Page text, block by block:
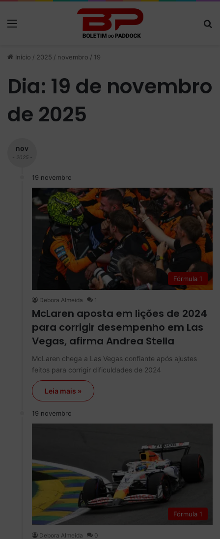
Início / 2025 / novembro / 19
Dia: 19 de novembro
de 2025
nov
- 2025 -
19 novembro
Fórmula 1
Debora Almeida 1
McLaren aposta em lições de 2024
para corrigir desempenho em Las
Vegas, afirma Andrea Stella
McLaren chega a Las Vegas confiante após ajustes
feitos para corrigir dificuldades de 2024
Leia mais »
19 novembro
Fórmula 1
Debora Almeida 0